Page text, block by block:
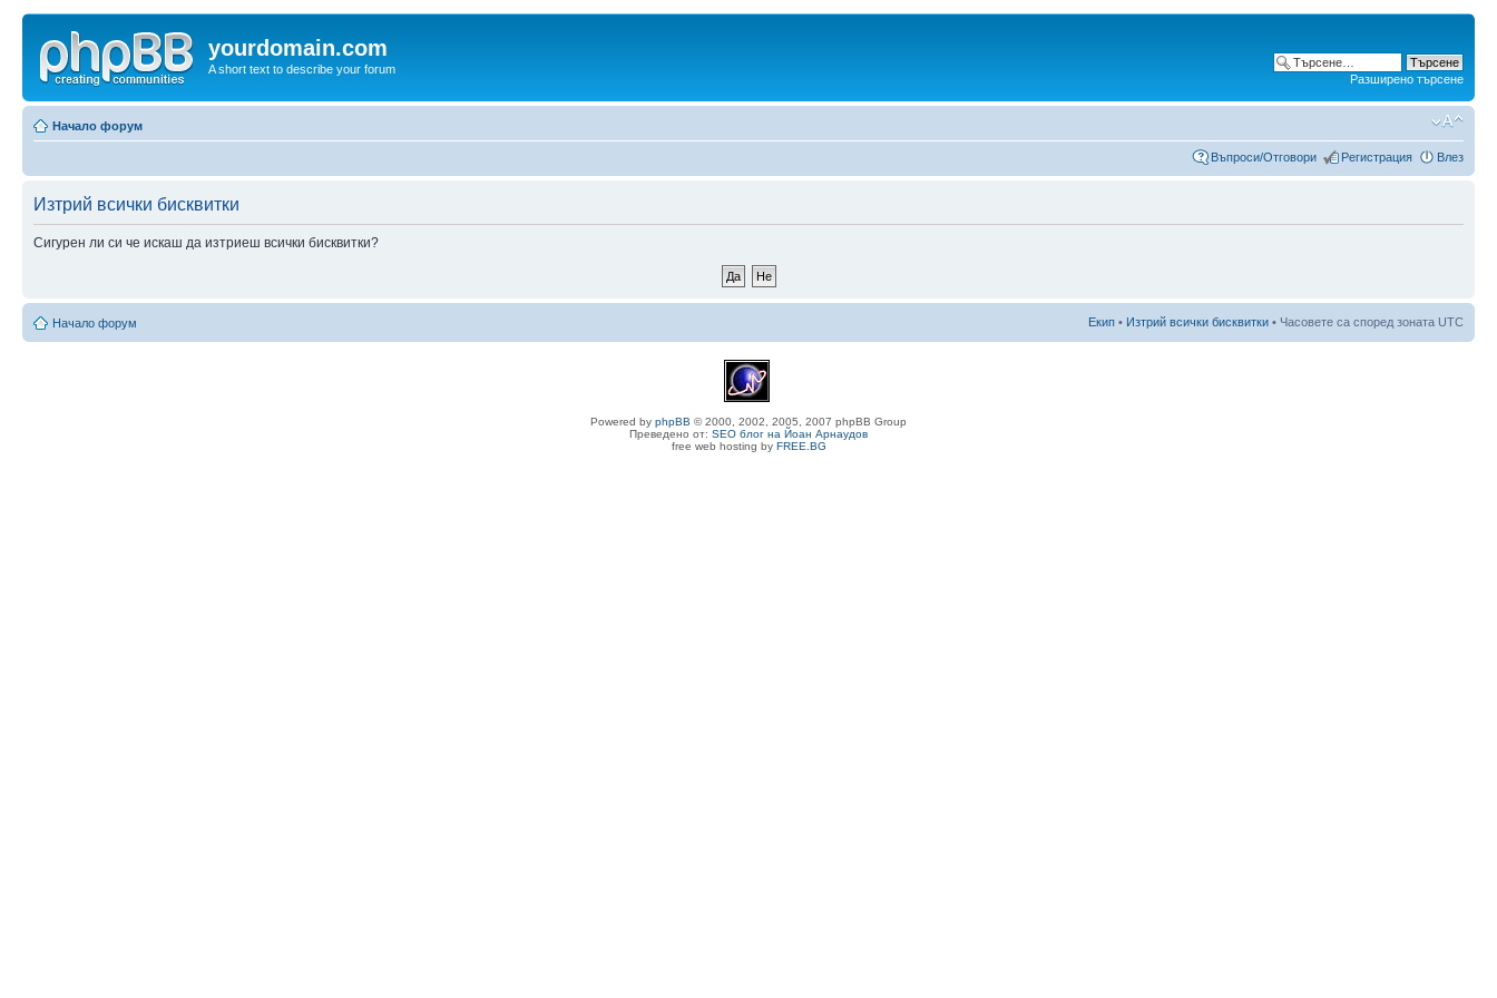
yourdomain.com
A short text to describe your forum
Разширено търсене
Начало форум
Въпроси/Отговори Регистрация Влез
Изтрий всички бисквитки
Сигурен ли си че искаш да изтриеш всички бисквитки?
Начало форум Екип • Изтрий всички бисквитки • Часовете са според зоната UTC
Powered by phpBB © 2000, 2002, 2005, 2007 phpBB Group
Преведено от: SEO блог на Йоан Арнаудов
free web hosting by FREE.BG